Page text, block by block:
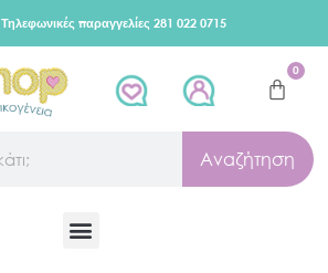
Τηλεφωνικές παραγγελίες 281 022 0715
0
Αναζήτηση